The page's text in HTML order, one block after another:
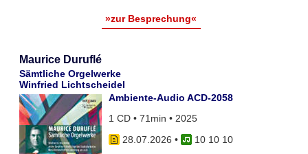
»zur Besprechung«
Maurice Duruflé
Sämtliche Orgelwerke
Winfried Lichtscheidel
Ambiente-Audio ACD-2058
1 CD • 71min • 2025
28.07.2026 •
10 10 10